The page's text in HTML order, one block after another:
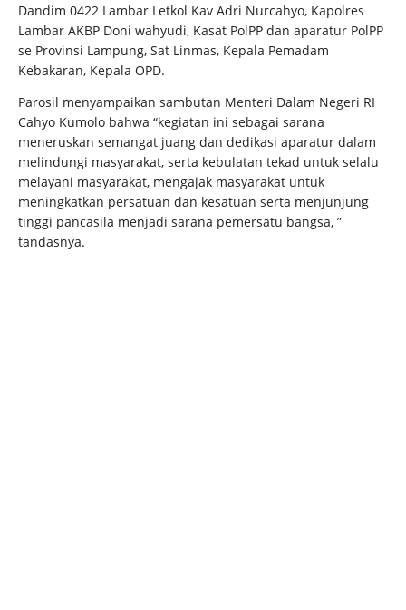
Dandim 0422 Lambar Letkol Kav Adri Nurcahyo, Kapolres
Lambar AKBP Doni wahyudi, Kasat PolPP dan aparatur PolPP
se Provinsi Lampung, Sat Linmas, Kepala Pemadam
Kebakaran, Kepala OPD.
Parosil menyampaikan sambutan Menteri Dalam Negeri RI
Cahyo Kumolo bahwa “kegiatan ini sebagai sarana
meneruskan semangat juang dan dedikasi aparatur dalam
melindungi masyarakat, serta kebulatan tekad untuk selalu
melayani masyarakat, mengajak masyarakat untuk
meningkatkan persatuan dan kesatuan serta menjunjung
tinggi pancasila menjadi sarana pemersatu bangsa, ”
tandasnya.